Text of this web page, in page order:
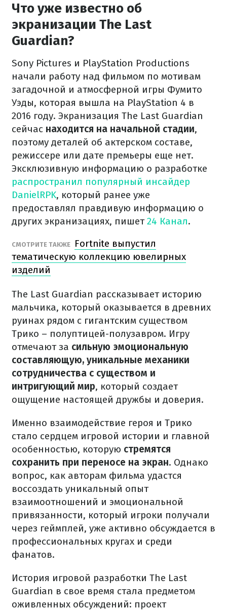
Что уже известно об
экранизации The Last
Guardian?
Sony Pictures и PlayStation Productions
начали работу над фильмом по мотивам
загадочной и атмосферной игры Фумито
Уэды, которая вышла на PlayStation 4 в
2016 году. Экранизация The Last Guardian
сейчас находится на начальной стадии,
поэтому деталей об актерском составе,
режиссере или дате премьеры еще нет.
Эксклюзивную информацию о разработке
распространил популярный инсайдер
DanielRPK, который ранее уже
предоставлял правдивую информацию о
других экранизациях, пишет24 Канал.
СМОТРИТЕ ТАКЖЕ
Fortnite выпустил
тематическую коллекцию ювелирных
изделий
The Last Guardian рассказывает историю
мальчика, который оказывается в древних
руинах рядом с гигантским существом
Трико – полуптицей-полузавром. Игру
отмечают за сильную эмоциональную
составляющую, уникальные механики
сотрудничества с существом и
интригующий мир, который создает
ощущение настоящей дружбы и доверия.
Именно взаимодействие героя и Трико
стало сердцем игровой истории и главной
особенностью, которую стремятся
сохранить при переносе на экран. Однако
вопрос, как авторам фильма удастся
воссоздать уникальный опыт
взаимоотношений и эмоциональной
привязанности, который игроки получали
через геймплей, уже активно обсуждается в
профессиональных кругах и среди
фанатов.
История игровой разработки The Last
Guardian в свое время стала предметом
оживленных обсуждений: проект